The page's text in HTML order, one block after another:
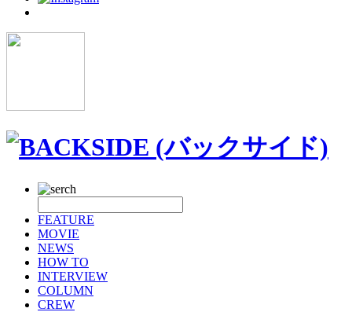
FEATURE
MOVIE
NEWS
HOW TO
INTERVIEW
COLUMN
CREW